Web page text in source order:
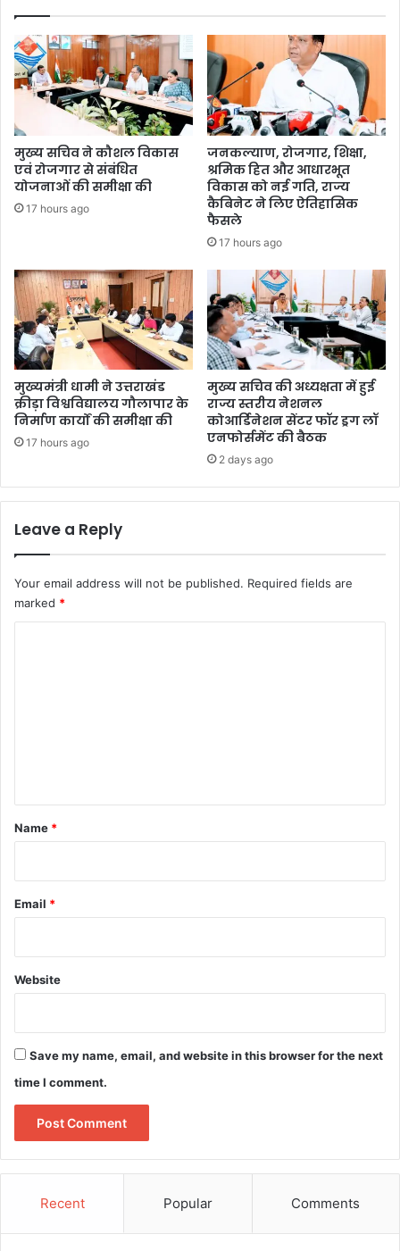
मुख्य सचिव ने कौशल विकास
एवं रोजगार से संबंधित
योजनाओं की समीक्षा की
17 hours ago
जनकल्याण, रोजगार, शिक्षा,
श्रमिक हित और आधारभूत
विकास को नई गति, राज्य
कैबिनेट ने लिए ऐतिहासिक
फैसले
17 hours ago
मुख्यमंत्री धामी ने उत्तराखंड
क्रीड़ा विश्वविद्यालय गौलापार के
निर्माण कार्यों की समीक्षा की
17 hours ago
मुख्य सचिव की अध्यक्षता में हुई
राज्य स्तरीय नेशनल
कोआर्डिनेशन सेंटर फॉर ड्रग लॉ
एनफोर्समेंट की बैठक
2 days ago
Leave a Reply
Your email address will not be published. Required fields are
marked *
*
Name *
Email *
Website
Save my name, email, and website in this browser for the next
time I comment.
Recent Popular Comments